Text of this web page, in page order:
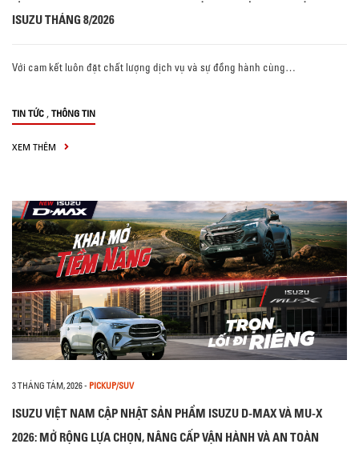
ISUZU THÁNG 8/2026
Với cam kết luôn đặt chất lượng dịch vụ và sự đồng hành cùng…
TIN TỨC , THÔNG TIN
XEM THÊM
3 THÁNG TÁM, 2026- PICKUP/SUV
ISUZU VIỆT NAM CẬP NHẬT SẢN PHẨM ISUZU D-MAX VÀ MU-X
2026: MỞ RỘNG LỰA CHỌN, NÂNG CẤP VẬN HÀNH VÀ AN TOÀN